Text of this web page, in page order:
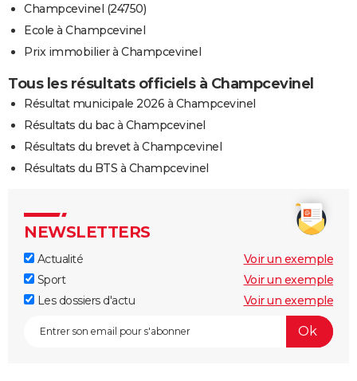
Champcevinel (24750)
Ecole à Champcevinel
Prix immobilier à Champcevinel
Tous les résultats officiels à Champcevinel
Résultat municipale 2026 à Champcevinel
Résultats du bac à Champcevinel
Résultats du brevet à Champcevinel
Résultats du BTS à Champcevinel
NEWSLETTERS
Actualité
Voir un exemple
Sport
Voir un exemple
Les dossiers d'actu
Voir un exemple